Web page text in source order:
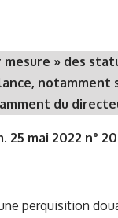
mesure » des
notamment
du
25 mai 2022 n°
perquisition